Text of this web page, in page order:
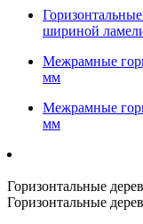
шириной
Межрамные
мм
Межрамные
мм
Горизонтальные
Горизонтальные